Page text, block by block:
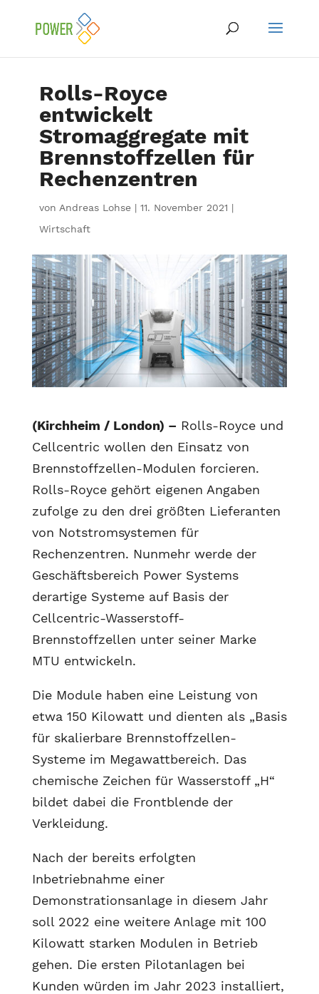
Rolls-Royce
entwickelt
Stromaggregate mit
Brennstoffzellen für
Rechenzentren
von Andreas Lohse| 11. November 2021 |
Wirtschaft
(Kirchheim / London) – Rolls-Royce und
Cellcentric wollen den Einsatz von
Brennstoffzellen-Modulen forcieren.
Rolls-Royce gehört eigenen Angaben
zufolge zu den drei größten Lieferanten
von Notstromsystemen für
Rechenzentren. Nunmehr werde der
Geschäftsbereich Power Systems
derartige Systeme auf Basis der
Cellcentric-Wasserstoff-
Brennstoffzellen unter seiner Marke
MTU entwickeln.
Die Module haben eine Leistung von
etwa 150 Kilowatt und dienten als „Basis
für skalierbare Brennstoffzellen-
Systeme im Megawattbereich. Das
chemische Zeichen für Wasserstoff „H“
bildet dabei die Frontblende der
Verkleidung.
Nach der bereits erfolgten
Inbetriebnahme einer
Demonstrationsanlage in diesem Jahr
soll 2022 eine weitere Anlage mit 100
Kilowatt starken Modulen in Betrieb
gehen. Die ersten Pilotanlagen bei
Kunden würden im Jahr 2023 installiert,